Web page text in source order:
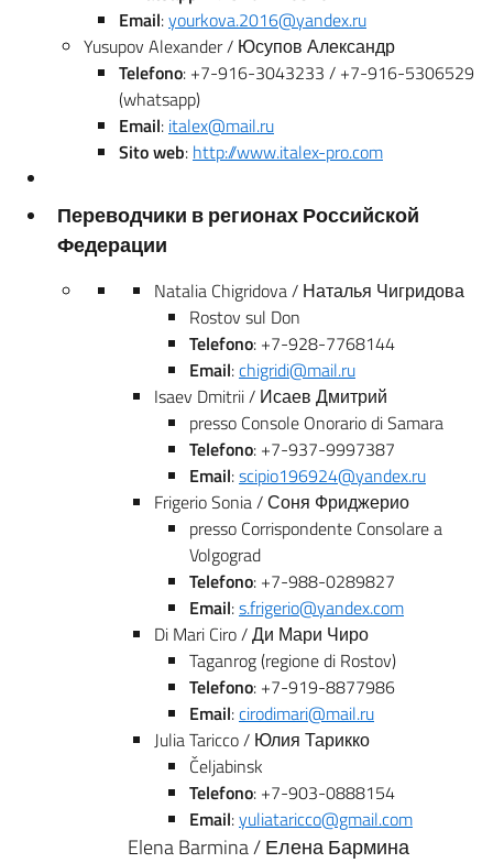
Email:yourkova.2016@yandex.ru
Yusupov Alexander / Юсупов Александр
Telefono: +7-916-3043233 / +7-916-5306529
(whatsapp)
Email: italex@mail.ru
Sito web: http://www.italex-pro.com
Переводчики в регионах Российской
Федерации
Natalia Chigridova / Наталья Чигридова
Rostov sul Don
Telefono: +7-928-7768144
Email:chigridi@mail.ru
Isaev Dmitrii / Исаев Дмитрий
presso Console Onorario di Samara
Telefono: +7-937-9997387
Email:scipio196924@yandex.ru
Frigerio Sonia / Соня Фриджерио
presso Corrispondente Consolare a
Volgograd
Telefono: +7-988-0289827
Email:s.frigerio@yandex.com
Di Mari Ciro / Ди Мари Чиро
Taganrog (regione di Rostov)
Telefono: +7-919-8877986
Email:cirodimari@mail.ru
Julia Taricco / Юлия Тарикко
Čeljabinsk
Telefono: +7-903-0888154
Email:yuliataricco@gmail.com
Elena Barmina / Елена Бармина